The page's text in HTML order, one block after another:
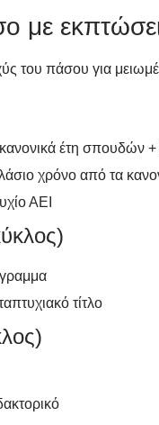
με
του πάσου για
έτη σπουδών +
χρόνο από τα
ΑΕΙ
τίτλο